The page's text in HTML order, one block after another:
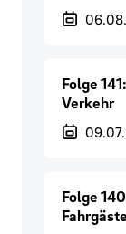
Folge
Verkehr
Folge